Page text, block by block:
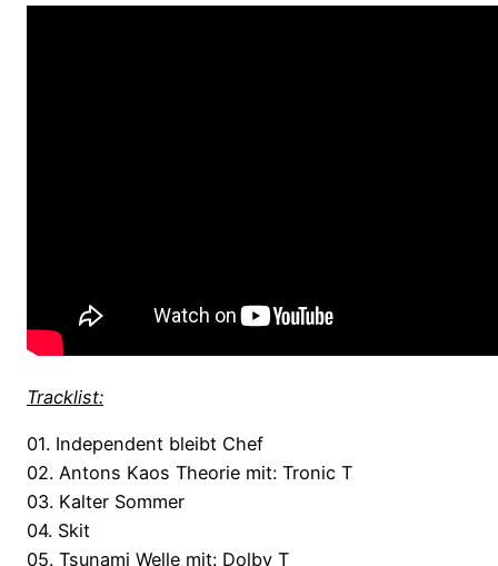
Tracklist:
01. Independent bleibt Chef
02. Antons Kaos Theorie mit: Tronic T
03. Kalter Sommer
04. Skit
05. Tsunami Welle mit: Dolby T